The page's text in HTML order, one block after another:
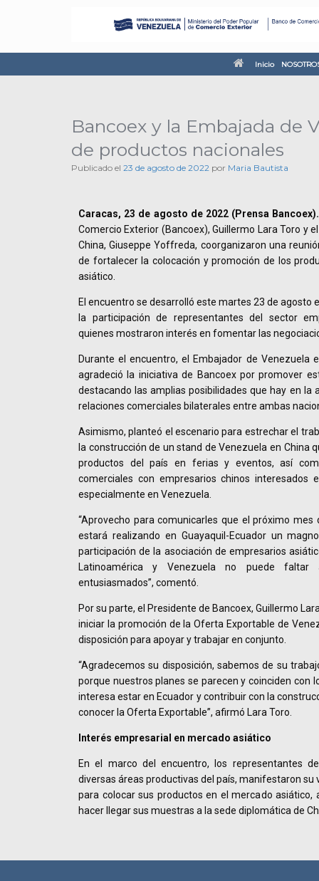
Inicio
Bancoex y la Embajada de
de productos nacionales
Publicado el 23 de agosto de 2022 por Maria Bautista
Caracas, 23 de agosto de 2022 (Prensa
Comercio Exterior (Bancoex), Guillermo Lara Toro y
China, Giuseppe Yoffreda, coorganizaron una
de fortalecer la colocación y promoción de los
asiático.
El encuentro se desarrolló este martes 23 de agosto
la participación de representantes del sector
quienes mostraron interés en fomentar las
Durante el encuentro, el Embajador de Venezuela
agradeció la iniciativa de Bancoex por promover
destacando las amplias posibilidades que hay en la
relaciones comerciales bilaterales entre ambas
Asimismo, planteó el escenario para estrechar el
la construcción de un stand de Venezuela en China
productos del país en ferias y eventos, así
comerciales con empresarios chinos interesados
especialmente en Venezuela.
“Aprovecho para comunicarles que el próximo
estará realizando en Guayaquil-Ecuador un
participación de la asociación de empresarios
Latinoamérica y Venezuela no puede
entusiasmados”, comentó.
Por su parte, el Presidente de Bancoex, Guillermo
iniciar la promoción de la Oferta Exportable de
disposición para apoyar y trabajar en conjunto.
“Agradecemos su disposición, sabemos de su
porque nuestros planes se parecen y coinciden con
interesa estar en Ecuador y contribuir con la
conocer la Oferta Exportable”, afirmó Lara Toro.
Interés empresarial en mercado asiático
En el marco del encuentro, los representantes
diversas áreas productivas del país, manifestaron
para colocar sus productos en el mercado asiático,
hacer llegar sus muestras a la sede diplomática de